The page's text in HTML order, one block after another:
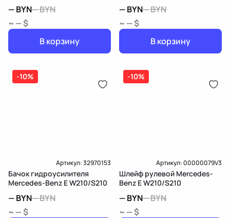
—BYN—BYN
~ — $
В корзину
—BYN—BYN
~ — $
В корзину
-10%
Артикул:32970153
Бачок гидроусилителя
Mercedes-Benz E W210/S210
—BYN—BYN
~ — $
-10%
Артикул:00000079V3
Шлейф рулевой Mercedes-
Benz E W210/S210
—BYN—BYN
~ — $